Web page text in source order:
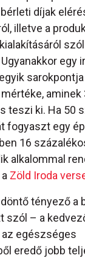
díjak
illetve a
szól
egy
sarokpontja
aminek
teszi ki. Ha 50
fogyaszt egy
16
alkalommal
Zöld Iroda
tényező a
szól – a
egészséges
eredő jobb